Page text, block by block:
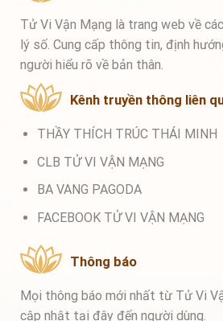
Tử Vi Vận Mạng là trang web về
lý số. Cung cấp thông tin, định
người hiểu rõ về bản thân.
Kênh truyền thông liên
THẦY THÍCH TRÚC THÁI MINH
CLB TỬ VI VẬN MẠNG
BA VANG PAGODA
FACEBOOK TỬ VI VẬN MẠNG
Thông báo
Mọi thông báo mới nhất từ Tử Vi
cập nhật tại đây đến người dùng.